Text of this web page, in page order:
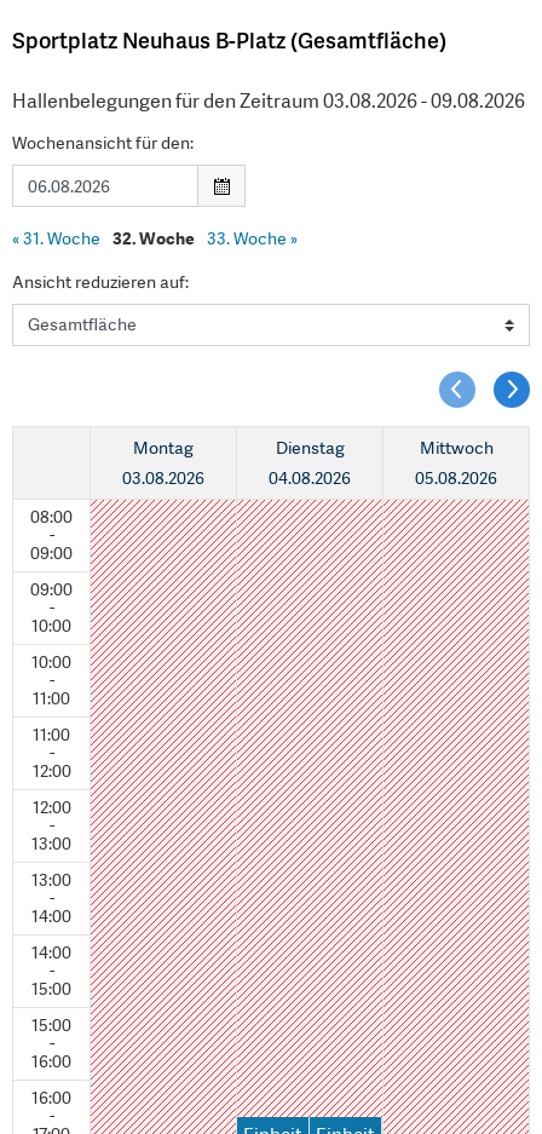
Sportplatz Neuhaus B-Platz (Gesamtfläche)
Hallenbelegungen für den Zeitraum 03.08.2026 - 09.08.2026
Wochenansicht für den:
«31. Woche 32. Woche 33. Woche »
Ansicht reduzieren auf:
08:00
-
09:00
09:00
-
10:00
10:00
-
11:00
11:00
-
12:00
12:00
-
13:00
13:00
-
14:00
14:00
-
15:00
15:00
-
16:00
16:00
-
Montag
03.08.2026
Dienstag
04.08.2026
Mittwoch
05.08.2026